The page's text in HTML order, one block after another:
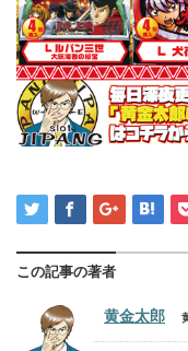
この記事の著者
黄金太郎